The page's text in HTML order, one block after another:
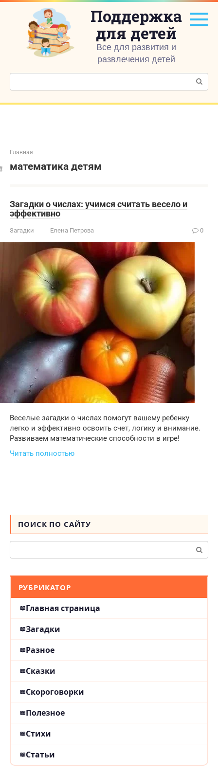
Перейти
контенту
Поддержка
для детей
Все для развития и
развлечения детей
Поиск:
Главная
математика детям
Загадки о числах: учимся считать весело и
эффективно
Загадки Елена Петрова 0
Веселые загадки о числах помогут вашему ребенку
легко и эффективно освоить счет, логику и внимание.
Развиваем математические способности в игре!
Читать полностью
ПОИСК ПО САЙТУ
РУБРИКАТОР
Главная страница
Загадки
Разное
Сказки
Скороговорки
Полезное
Стихи
Статьи